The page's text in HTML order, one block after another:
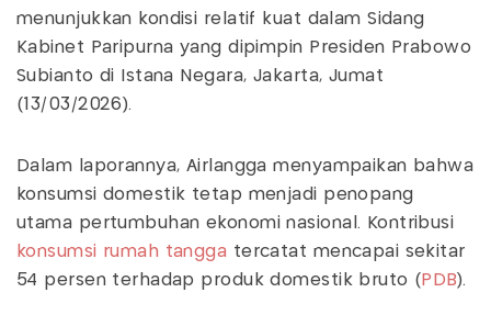
menunjukkan kondisi relatif kuat dalam Sidang
Kabinet Paripurna yang dipimpin Presiden Prabowo
Subianto di Istana Negara, Jakarta, Jumat
(13/03/2026).
Dalam laporannya, Airlangga menyampaikan bahwa
konsumsi domestik tetap menjadi penopang
utama pertumbuhan ekonomi nasional. Kontribusi
konsumsi rumah tangga tercatat mencapai sekitar
54 persen terhadap produk domestik bruto ( PDB).